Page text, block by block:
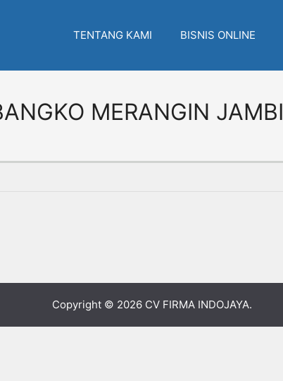
TENTANG KAMI BISNIS ONLINE
MERANGIN JAMBI
Copyright © 2026 CV FIRMA INDOJAYA.